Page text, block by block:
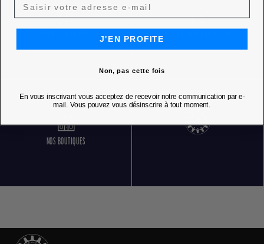
SERVICE CLIENT 5 JOURS SUR 7
NOS BOUTIQUES
J'EN PROFITE
Non, pas cette fois
En vous inscrivant vous acceptez de recevoir notre communication par e-
mail. Vous pouvez vous désinscrire à tout moment.